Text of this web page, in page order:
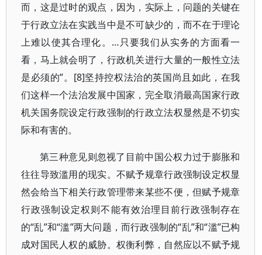
而，这是过时的观点，因为，实际上，问题的关键在
于行政立法在实践当中是不可缺少的，而不在于理论
上难以使其合理化。…只要我们从实务的方面看一
看，马上就会明了，行政机关进行大量的一般性立法
是必须的”。[8]坚持控权法治的英国尚且如此，在我
们这样一个法治发展中国家，完全取消最高国家行政
机关国务院设定行政强制的行政立法权显然是不切实
际和有害的。
第三种意见则忽视了目前中国公权力过于膨胀和
往往导致滥用的现实。不赋予规章行政强制设定权显
然会给当下相关行政管理带来某些不便，但赋予规章
行政强制设定权则不能有效治理目前行政强制存在
的“乱”和“滥”两大问题，而行政强制的“乱”和“滥”已构
成对国民人权的威胁。权衡利弊，自然应以不赋予规